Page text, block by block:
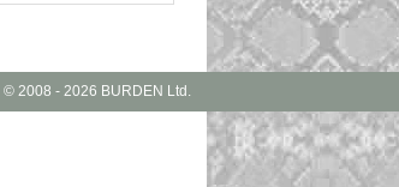
© 2008 - 2026 BURDEN Ltd.